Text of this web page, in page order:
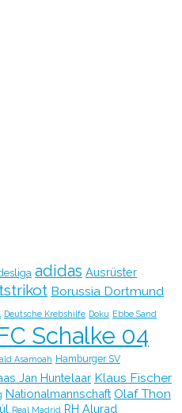
adidas Ausrüster
Borussia Dortmund
Deutsche Krebshilfe Doku Ebbe Sand
Schalke 04
Asamoah Hamburger SV
Jan Huntelaar Klaus Fischer
Nationalmannschaft Olaf Thon
Real Madrid RH Alurad